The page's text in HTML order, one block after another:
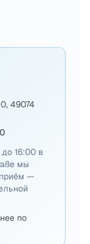
49074
16:00 в
мы
—
по